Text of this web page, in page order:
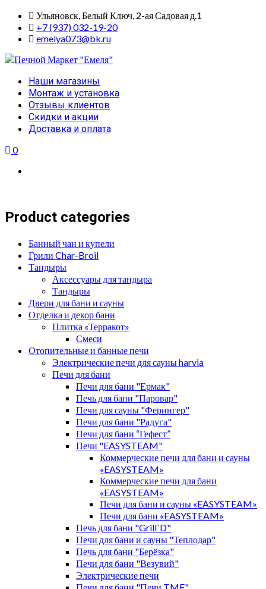
Skip
content
Ульяновск, Белый Ключ, 2-ая Садовая д.1
+7 (937) 032-19-20
emelya073@bk.ru
Primary
Menu
Наши магазины
Монтаж и установка
Отзывы клиентов
Скидки и акции
Доставка и оплата
0
Product categories
Банный чан и купели
Грили Char-Broil
Тандыры
Аксессуары для тандыра
Тандыры
Двери для бани и сауны
Отделка и декор бани
Плитка «Терракот»
Смеси
Отопительные и банные печи
Электрические печи для сауны harvia
Печи для бани
Печи для бани "Ермак"
Печь для бани "Паровар"
Печи для сауны "Ферингер"
Печи для бани "Радуга"
Печи для бани “Гефест”
Печи "EASYSTEAM"
Коммерческие печи для бани и сауны
«EASYSTEAM»
Коммерческие печи для бани
«EASYSTEAM»
Печи для бани и сауны «EASYSTEAM»
Печи для бани «EASYSTEAM»
Печь для бани "Grill`D"
Печи для бани и сауны "Теплодар"
Печь для бани "Берёзка"
Печи для бани "Везувий"
Электрические печи